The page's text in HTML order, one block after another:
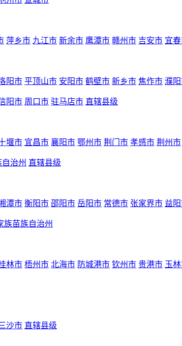
萍乡市 九江市 新余市 鹰潭市 赣州市 吉安市 宜
阳市 平顶山市 安阳市 鹤壁市 新乡市 焦作市 濮
阳市 周口市 驻马店市 直辖县级
堰市 宜昌市 襄阳市 鄂州市 荆门市 孝感市 荆州市
治州 直辖县级
潭市 衡阳市 邵阳市 岳阳市 常德市 张家界市 益
族苗族自治州
林市 梧州市 北海市 防城港市 钦州市 贵港市 玉
沙市 直辖县级